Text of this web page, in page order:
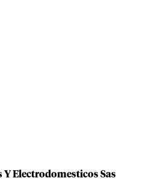
Electrodomesticos Sas